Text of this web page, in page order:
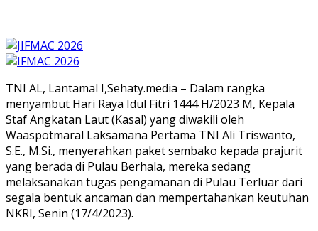
TNI AL, Lantamal I,Sehaty.media – Dalam rangka
menyambut Hari Raya Idul Fitri 1444 H/2023 M, Kepala
Staf Angkatan Laut (Kasal) yang diwakili oleh
Waaspotmaral Laksamana Pertama TNI Ali Triswanto,
S.E., M.Si., menyerahkan paket sembako kepada prajurit
yang berada di Pulau Berhala, mereka sedang
melaksanakan tugas pengamanan di Pulau Terluar dari
segala bentuk ancaman dan mempertahankan keutuhan
NKRI, Senin (17/4/2023).